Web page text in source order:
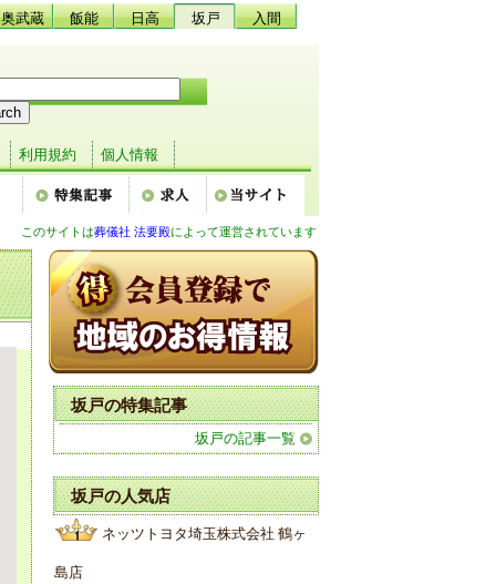
奥武蔵 飯能 日高 坂戸 入間
利用規約 個人情報
このサイトは葬儀社 法要殿によって運営されています
坂戸の特集記事
坂戸の記事一覧
坂戸の人気店
ネッツトヨタ埼玉株式会社 鶴ヶ
島店